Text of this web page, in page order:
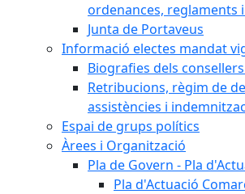
ordenances, reglaments
Junta de Portaveus
Informació electes mandat
Biografies dels
Retribucions, règim de
assistències i
Espai de grups polítics
Àrees i Organització
Pla de Govern - Pla
Pla d'Actuació